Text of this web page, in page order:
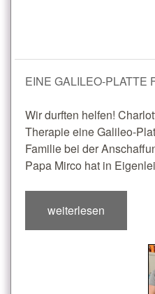
EINE GALILEO-PLATTE
Wir durften helfen!
Therapie eine Galileo-
Familie bei der
Papa Mirco hat in
weiterlesen